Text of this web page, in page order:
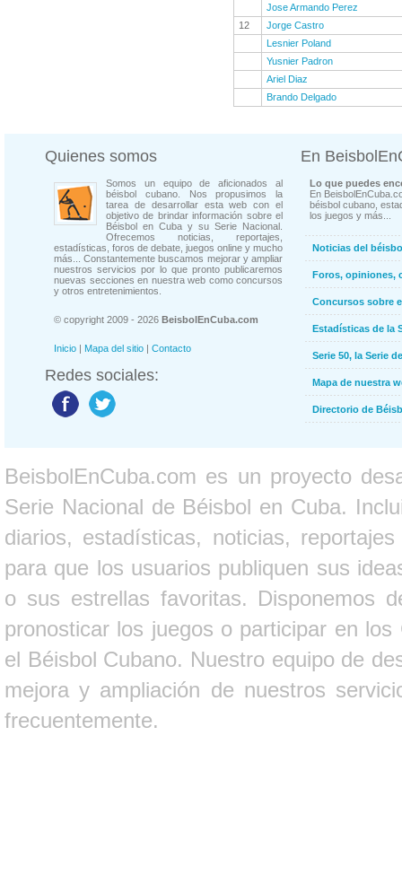
Jose Armando Perez
12
Jorge Castro
Lesnier Poland
Yusnier Padron
Ariel Diaz
Brando Delgado
Quienes somos
Somos un equipo de aficionados al
béisbol cubano. Nos propusimos la
tarea de desarrollar esta web con el
objetivo de brindar información sobre el
Béisbol en Cuba y su Serie Nacional.
Ofrecemos noticias, reportajes,
estadísticas, foros de debate, juegos online y mucho
más... Constantemente buscamos mejorar y ampliar
nuestros servicios por lo que pronto publicaremos
nuevas secciones en nuestra web como concursos
y otros entretenimientos.
© copyright 2009 - 2026 BeisbolEnCuba.com
Inicio | Mapa del sitio | Contacto
Redes sociales:
En
Lo que puedes
En
béisbol cubano,
los juegos y más...
Noticias del
Foros, opiniones,
Concursos sobre
Estadísticas de la
Serie 50, la Serie
Mapa de nuestra
Directorio de
BeisbolEnCuba.com es un proyecto
Serie Nacional de Béisbol en Cuba.
diarios, estadísticas, noticias,
para que los usuarios publiquen sus
o sus estrellas favoritas. Disponemos
pronosticar los juegos o participar en
el Béisbol Cubano. Nuestro equipo de
mejora y ampliación de nuestros
frecuentemente.